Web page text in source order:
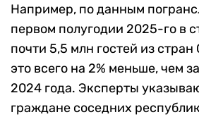
Например, по данным
первом полугодии 2025-го в
почти 5,5 млн гостей из
это всего на 2% меньше, чем
2024 года. Эксперты
граждане соседних